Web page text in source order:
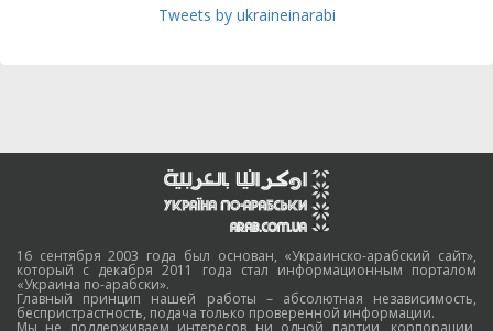
Tweets by ukraineinarabi
16 сентября 2003 года был основан, «Украинско-арабский сайт»,
который с декабря 2011 года стал информационным порталом
«Украина по-арабски».
Главный принцип нашей работы – абсолютная независимость,
беспристрастность, подача только проверенной информации.
Мы не поддерживаем интересов ни одной партии, корпорации,